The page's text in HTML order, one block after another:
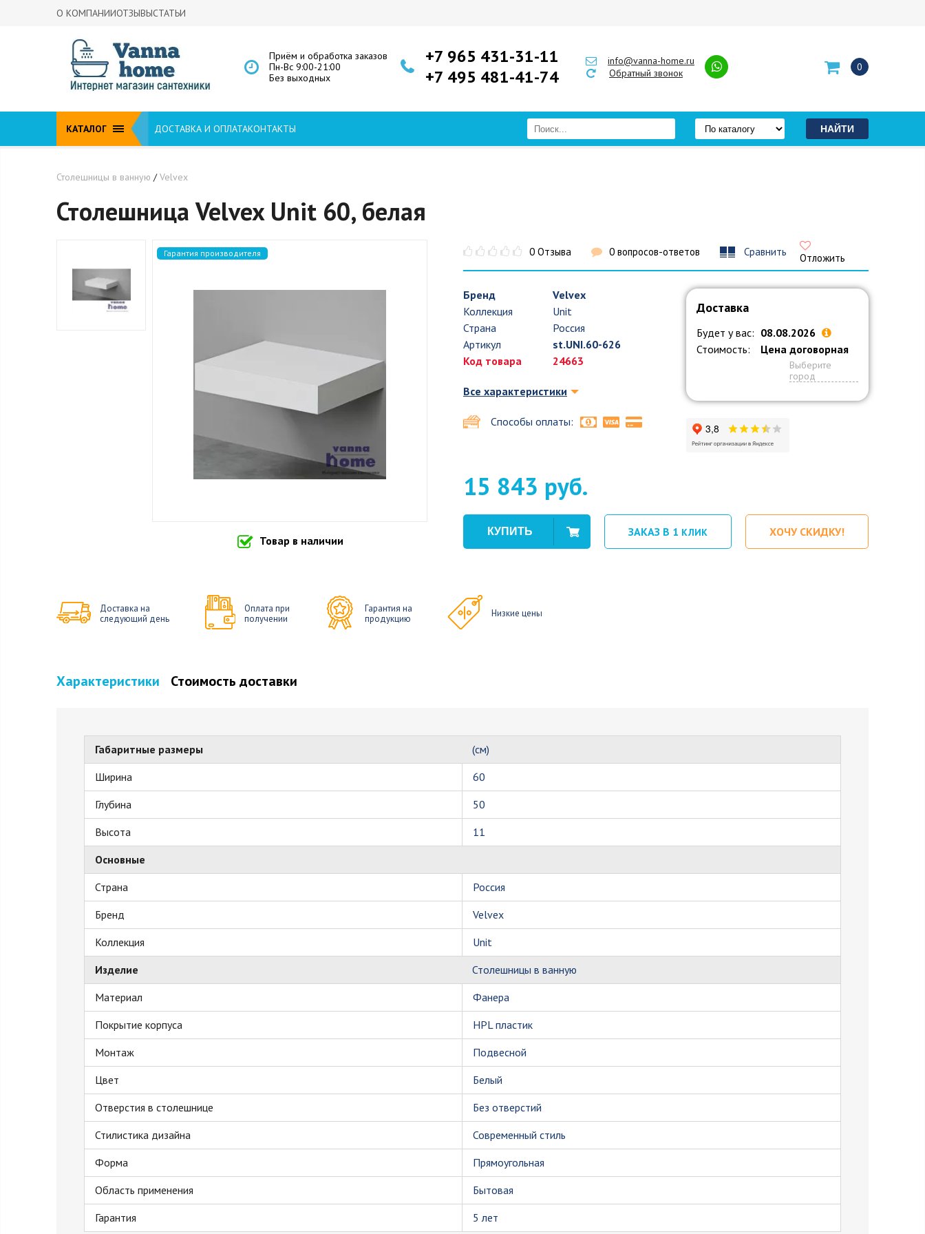
О КОМПАНИИОТЗЫВЫСТАТЬИ
Приём и обработка заказов
Пн-Вс 9:00-21:00
Без выходных
+7 965 431-31-11
+7 495 481-41-74
info@vanna-home.ru
Обратный звонок
0
КАТАЛОГ ДОСТАВКА И ОПЛАТАКОНТАКТЫ
Столешницы в ванную /Velvex
Столешница Velvex Unit 60, белая
Гарантия производителя
Товар в наличии
0 Отзыва 0 вопросов-ответов Сравнить Отложить
Бренд
Velvex
Коллекция
Unit
Страна
Россия
Артикул
st.UNI.60-626
Код товара
24663
Все характеристики
Способы оплаты:
Доставка
Будет у вас: 08.08.2026
Стоимость:
Цена договорная
Выберите
город
15 843 руб.
ЗАКАЗ В 1 КЛИК ХОЧУ СКИДКУ!
Доставка на
следующий день
Оплата при
получении
Гарантия на
продукцию
Низкие цены
Характеристики Стоимость доставки
Габаритные размеры
(см)
Ширина
60
Глубина
50
Высота
11
Основные
Страна
Россия
Бренд
Velvex
Коллекция
Unit
Изделие
Столешницы в ванную
Материал
Фанера
Покрытие корпуса
HPL пластик
Монтаж
Подвесной
Цвет
Белый
Отверстия в столешнице
Без отверстий
Стилистика дизайна
Современный стиль
Форма
Прямоугольная
Область применения
Бытовая
Гарантия
5 лет